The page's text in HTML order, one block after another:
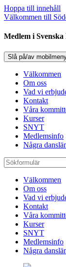
Hoppa till innehåll
Välkommen till
Medlem i
Slå på/av
Välkommen
Om oss
Vad vi
Kontakt
Våra
Kurser
SNYT
Medlemsinfo
Några
Välkommen
Om oss
Vad vi
Kontakt
Våra
Kurser
SNYT
Medlemsinfo
Några